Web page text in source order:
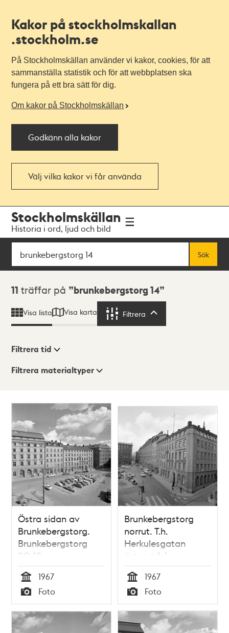
Kakor på stockholmskallan
.stockholm.se
På Stockholmskällan använder vi kakor, cookies, för att
sammanställa statistik och för att webbplatsen ska
fungera på ett bra sätt för dig.
Om kakor på Stockholmskällan
Godkänn alla kakor
Välj vilka kakor vi får använda
navigationen
huvudinnehållet
Stockholmskällan
Historia i ord, ljud och bild
Sök
Sök
Sökresultat
11 träffar på brunkebergstorg 14
Visa lista Visa karta Filtrera
Visningsläge
Filtrera tid
Filtrera materialtyper
Östra sidan av
Brunkebergstorg.
Brunkebergstorg
20-12
Tid
1967
Typ
Foto
Brunkebergstorg
norrut. T.h.
Herkulesgatan
österut från
Brunkebergstorg
Tid
1967
Typ
Foto